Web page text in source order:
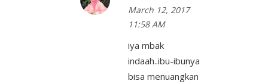
March 12, 2017
11:58 AM
iya mbak
indaah..ibu-ibunya
bisa menuangkan